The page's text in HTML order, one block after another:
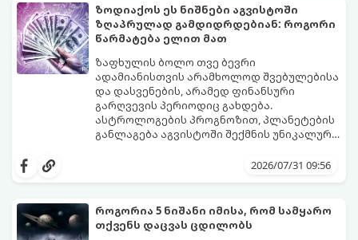
ზოდიაქოს ეს ნიშნები აგვისტოში
ზღაპრულად გამდიდრდებიან: როგორი
წარმატება ელით მათ
ზაფხულის ბოლო თვე ბევრი
ადამიანისთვის არამხოლოდ შვებულებისა
და დასვენების, არამედ ფინანსური
გარღვევის პერიოდიც გახდება.
ასტროლოგების პროგნოზით, პლანეტების
განლაგება აგვისტოში შექმნის უნიკალურ
ზოდიაქოს 4 ნიშანს ფინანსური წარმატების
შორის, ვისაც აგვისტოში ფინანსური
2026/07/31 09:56
როგორია 5 ნიშანი იმისა, რომ სამყარო
თქვენს დაცვას ცდილობს